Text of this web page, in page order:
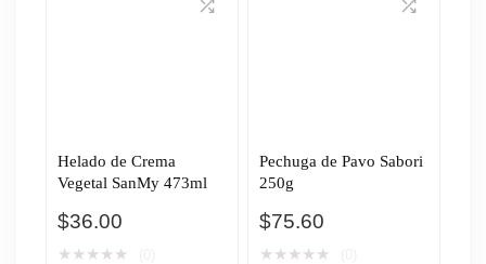
Helado de Crema
Vegetal SanMy 473ml
$36.00
★ ★ ★ ★ ★
Pechuga de Pavo Sabori
250g
$75.60
★ ★ ★ ★ ★